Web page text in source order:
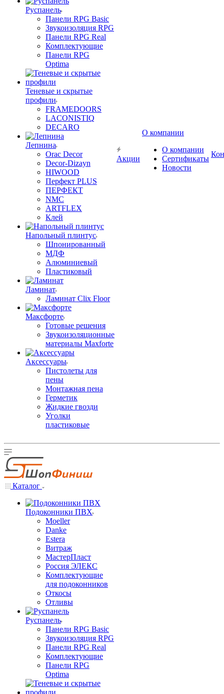
Руспанель
Панели RPG Basic
Звукоизоляция RPG
Панели RPG Real
Комплектующие
Панели RPG
Optima
Теневые и скрытые
профили
FRAMEDOORS
LACONISTIQ
DECARO
Лепнина
Orac Decor
Decor-Dizayn
HIWOOD
Перфект PLUS
ПЕРФЕКТ
NMC
ARTFLEX
Клей
Напольный плинтус
Шпонированный
МДФ
Алюминиевый
Пластиковый
Ламинат
Ламинат Clix Floor
Максфорте
Готовые решения
Звукоизоляционные
материалы Maxforte
Аксессуары
Пистолеты для
пены
Монтажная пена
Герметик
Жидкие гвозди
Уголки
пластиковые
Акции
О компании
О компании
Сертификаты
Новости
Каталог
Подоконники ПВХ
Moeller
Danke
Estera
Витраж
МастерПласт
Россия ЭЛЕКС
Комплектующие
для подоконников
Откосы
Отливы
Руспанель
Панели RPG Basic
Звукоизоляция RPG
Панели RPG Real
Комплектующие
Панели RPG
Optima